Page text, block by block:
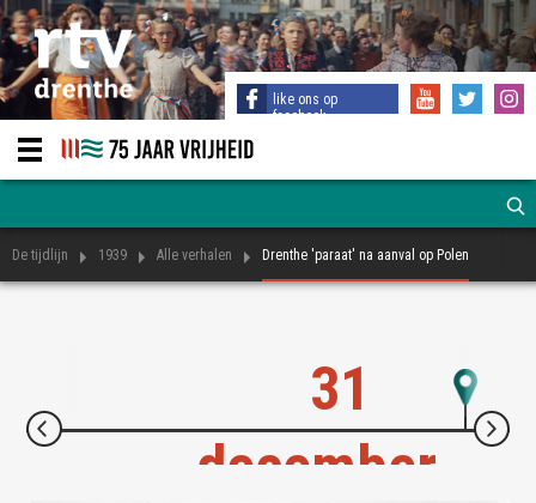
like ons op
facebook
De tijdlijn 1939 Alle verhalen Drenthe 'paraat' na aanval op Polen
31
december